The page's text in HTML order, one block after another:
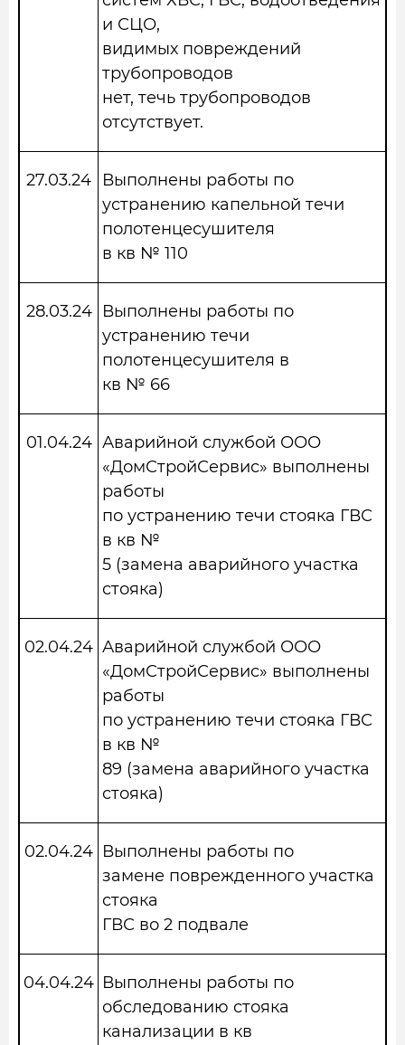
и СЦО,
видимых повреждений
трубопроводов
нет, течь трубопроводов
отсутствует.
27.03.24
Выполнены работы по
устранению капельной течи
полотенцесушителя
в кв № 110
28.03.24
Выполнены работы по
устранению течи
полотенцесушителя в
кв № 66
01.04.24 Аварийной службой ООО
«ДомСтройСервис» выполнены
работы
по устранению течи стояка ГВС
в кв №
5 (замена аварийного участка
стояка)
02.04.24 Аварийной службой ООО
«ДомСтройСервис» выполнены
работы
по устранению течи стояка ГВС
в кв №
89 (замена аварийного участка
стояка)
02.04.24 Выполнены работы по
замене поврежденного участка
стояка
ГВС во 2 подвале
04.04.24 Выполнены работы по
обследованию стояка
канализации в кв